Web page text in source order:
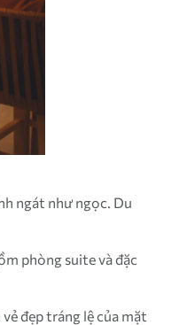
ngát như ngọc. Du
phòng suite và đặc
đẹp tráng lệ của mặt